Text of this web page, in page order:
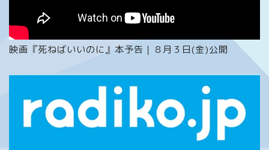
映画『死ねばいいのに』本予告｜８月３日(金)公開